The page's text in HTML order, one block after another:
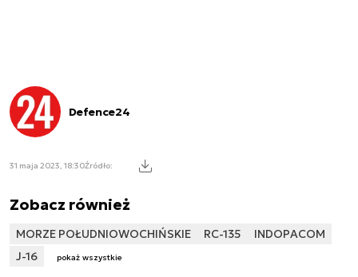
Defence24
31 maja 2023, 18:30Źródło:
Zobacz również
MORZE POŁUDNIOWOCHIŃSKIE RC-135
INDOPACOM
J-16
pokaż wszystkie